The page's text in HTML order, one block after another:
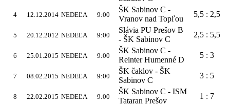
4 12.12.2014 NEDEĽA 9:00
ŠK Sabinov C -
Vranov nad Topľou
5,5 : 2,5
5 20.12.2012 NEDEĽA 9:00
Slávia PU Prešov B
- ŠK Sabinov C
2,5 : 5,5
6 25.01.2015 NEDEĽA 9:00
ŠK Sabinov C -
Reinter Humenné D
5 : 3
7 08.02.2015 NEDEĽA 9:00
ŠK čaklov - ŠK
Sabinov C
3 : 5
8 22.02.2015 NEDEĽA 9:00
ŠK Sabinov C - ISM
Tataran Prešov
1 : 7